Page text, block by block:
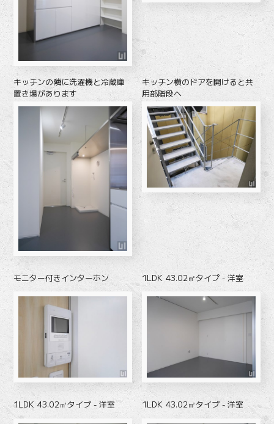
キッチンの隣に洗濯機と冷蔵庫
置き場があります
キッチン横のドアを開けると共
用部階段へ
モニター付きインターホン 1LDK 43.02㎡タイプ - 洋室
1LDK 43.02㎡タイプ - 洋室 1LDK 43.02㎡タイプ - 洋室